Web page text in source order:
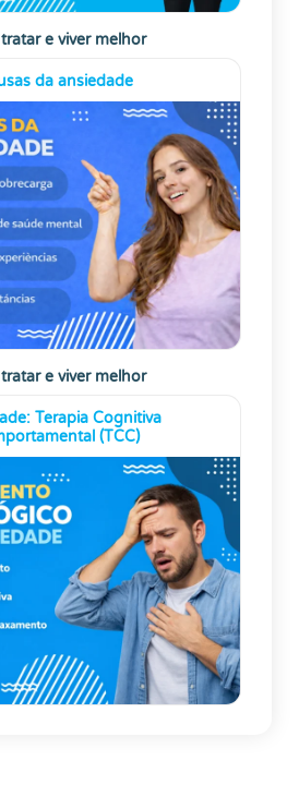
e viver melhor
da ansiedade
e viver melhor
Terapia Cognitiva
(TCC)